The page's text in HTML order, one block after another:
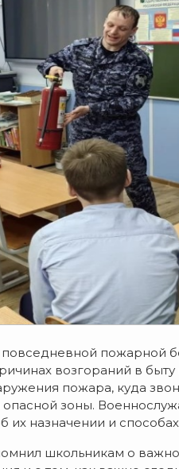
пожарной
возгораний в
пожара, куда
опасной зоны.
их назначении и
школьникам о